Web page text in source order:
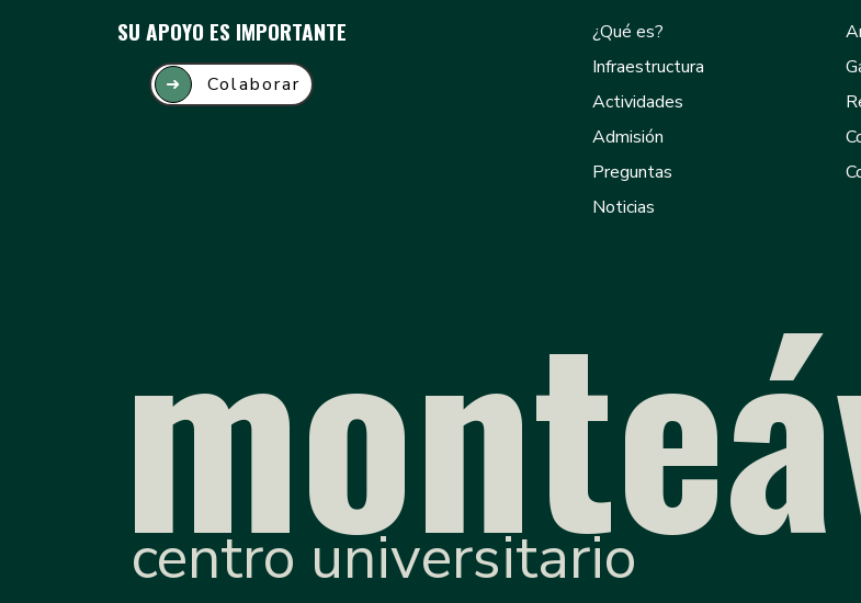
SU APOYO ES IMPORTANTE
Colaborar
➜
¿Qué es?
Infraestructura
Actividades
Admisión
Preguntas
Noticias
centro universitario